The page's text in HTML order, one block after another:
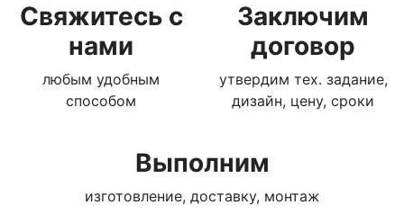
Свяжитесь с
нами
любым удобным
способом
Заключим
договор
утвердим тех. задание,
дизайн, цену, сроки
Выполним
изготовление, доставку, монтаж